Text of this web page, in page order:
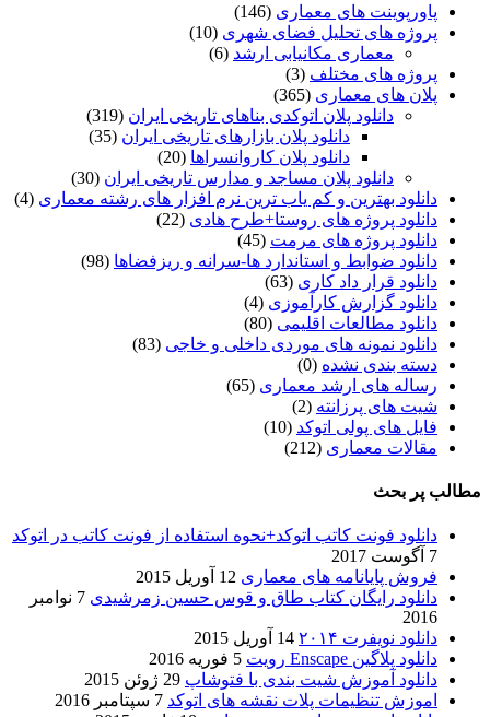
پاورپوینت های معماری (146)
پروژه های تحلیل فضای شهری (10)
معماری مکانیابی ارشد (6)
پروژه های مختلف (3)
پلان های معماری (365)
دانلود پلان اتوکدی بناهای تاریخی ایران (319)
دانلود پلان بازارهای تاریخی ایران (35)
دانلود پلان کاروانسراها (20)
دانلود پلان مساجد و مدارس تاریخی ایران (30)
دانلود بهترین و کم یاب ترین نرم افزار های رشته معماری (4)
دانلود پروژه های روستا+طرح هادی (22)
دانلود پروژه های مرمت (45)
دانلود ضوابط و استاندارد ها-سرانه و ریزفضاها (98)
دانلود قرار داد کاری (63)
دانلود گزارش کارآموزی (4)
دانلود مطالعات اقلیمی (80)
دانلود نمونه های موردی داخلی و خاجی (83)
دسته بندی نشده (0)
رساله های ارشد معماری (65)
شیت های پرزانته (2)
فایل های پولی اتوکد (10)
مقالات معماری (212)
مطالب پر بحث
دانلود فونت کاتب اتوکد+نحوه استفاده از فونت کاتب در اتوکد
7 آگوست 2017
فروش پایانامه های معماری 12 آوریل 2015
دانلود رایگان کتاب طاق و قوس حسین زمرشیدی
7 نوامبر
2016
دانلود نویفرت ۲۰۱۴
14 آوریل 2015
دانلود پلاگین Enscape رویت
5 فوریه 2016
دانلود آموزش شیت بندی با فتوشاپ 29 ژوئن 2015
اموزش تنظیمات پلات نقشه های اتوکد 7 سپتامبر 2016